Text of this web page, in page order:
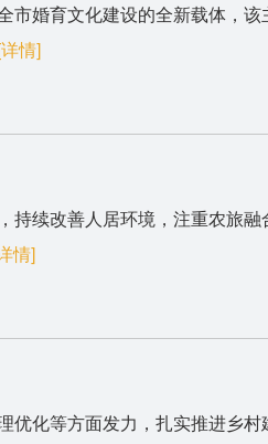
婚育文化建设的全新载体，
情]
续改善人居环境，注重农旅
情]
化等方面发力，扎实推进乡